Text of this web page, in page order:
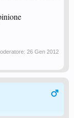
26 Gen 2012